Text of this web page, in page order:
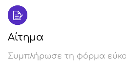
Αίτημα
Συμπλήρωσε τη φόρμα